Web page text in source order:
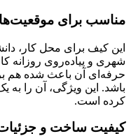
مناسب برای
این کیف برای محل کار،
شهری و پیاده‌روی روزانه
حرفه‌ای آن باعث شده هم
باشد. این ویژگی، آن را به
کرده است.
کیفیت ساخت و